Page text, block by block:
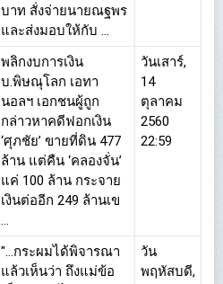
บาท สั่งจ่ายนายณฐพร
และส่งมอบให้กับ ...
พลิกงบการเงิน
บ.พิษณุโลก เอทา
นอลฯ เอกชนผู้ถูก
กล่าวหาคดีฟอกเงิน
‘ศุภชัย’ ขายที่ดิน 477
ล้าน แต่คืน ‘คลองจั่น’
แค่ 100 ล้าน กระจาย
เงินต่ออีก 249 ล้านเข
...
วันเสาร์,
14
ตุลาคม
2560
22:59
"...กระผมได้พิจารณา
แล้วเห็นว่า ถึงแม่ข้อ
วัน
พฤหัสบดี,